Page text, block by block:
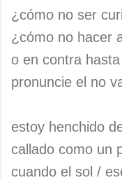
¿cómo no ser
¿cómo no hacer
o en contra
pronuncie el no
estoy henchido
callado como un
cuando el sol /